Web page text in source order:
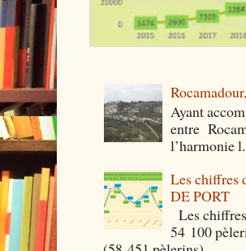
Ayant
entre
l’harmonie
Les chiffres
DE PORT
Les
54 100